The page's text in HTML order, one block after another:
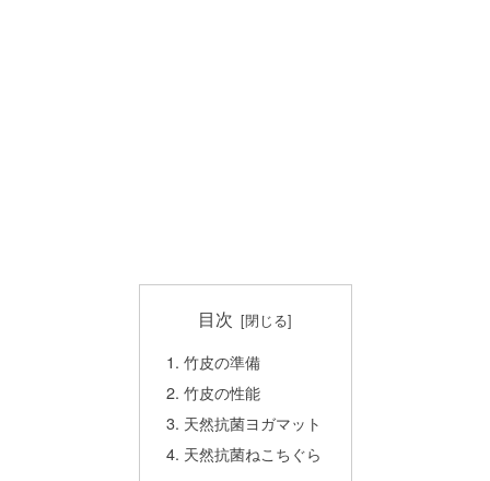
目次
竹皮の準備
竹皮の性能
天然抗菌ヨガマット
天然抗菌ねこちぐら